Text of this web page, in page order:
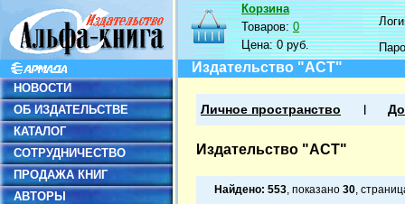
НОВОСТИ
ОБ ИЗДАТЕЛЬСТВЕ
КАТАЛОГ
СОТРУДНИЧЕСТВО
ПРОДАЖА КНИГ
АВТОРЫ
Корзина
Товаров:0
Цена:0 руб.
Издательство "АСТ"
Личное пространство
Издательство "АСТ"
Найдено: 553, показано 30,